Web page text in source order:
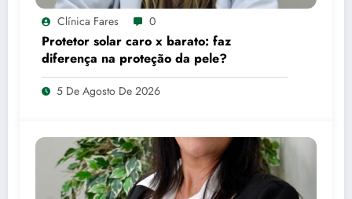
Clínica Fares 0
Protetor solar caro x barato: faz
diferença na proteção da pele?
5 De Agosto De 2026